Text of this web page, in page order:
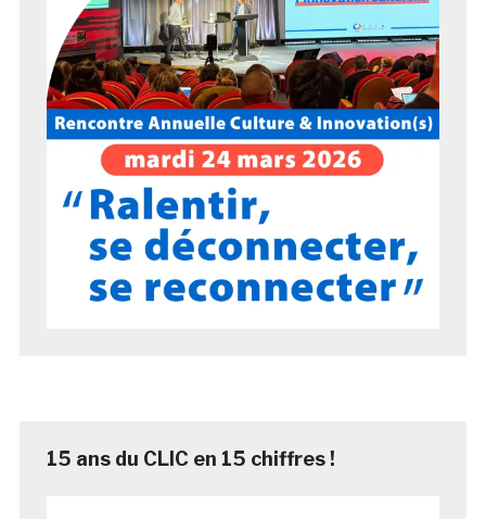
15 ans du CLIC en 15 chiffres !